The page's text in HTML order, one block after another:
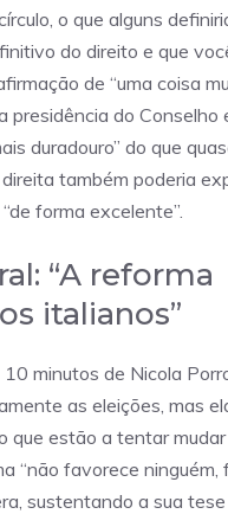
o que alguns
do direito e que
de “uma coisa
presidência do Conselho
duradouro” do que
também poderia
forma excelente”.
“A reforma
italianos”
minutos de Nicola
as eleições, mas
que estão a tentar mudar
“não favorece ninguém,
sustentando a sua